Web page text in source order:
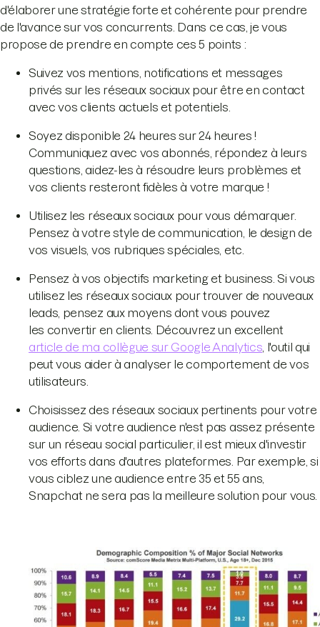
d'élaborer une stratégie forte et cohérente pour prendre
de l'avance sur vos concurrents. Dans ce cas, je vous
propose de prendre en compte ces 5 points :
Suivez vos mentions, notifications et messages
privés sur les réseaux sociaux pour être en contact
avec vos clients actuels et potentiels.
Soyez disponible 24 heures sur 24 heures !
Communiquez avec vos abonnés, répondez à leurs
questions, aidez-les à résoudre leurs problèmes et
vos clients resteront fidèles à votre marque !
Utilisez les réseaux sociaux pour vous démarquer.
Pensez à votre style de communication, le design de
vos visuels, vos rubriques spéciales, etc.
Pensez à vos objectifs marketing et business. Si vous
utilisez les réseaux sociaux pour trouver de nouveaux
leads, pensez aux moyens dont vous pouvez
les convertir en clients. Découvrez un excellent
article de ma collègue sur Google Analytics , l'outil qui
peut vous aider à analyser le comportement de vos
utilisateurs.
Choisissez des réseaux sociaux pertinents pour votre
audience. Si votre audience n'est pas assez présente
sur un réseau social particulier, il est mieux d'investir
vos efforts dans d'autres plateformes. Par exemple, si
vous ciblez une audience entre 35 et 55 ans,
Snapchat ne sera pas la meilleure solution pour vous.